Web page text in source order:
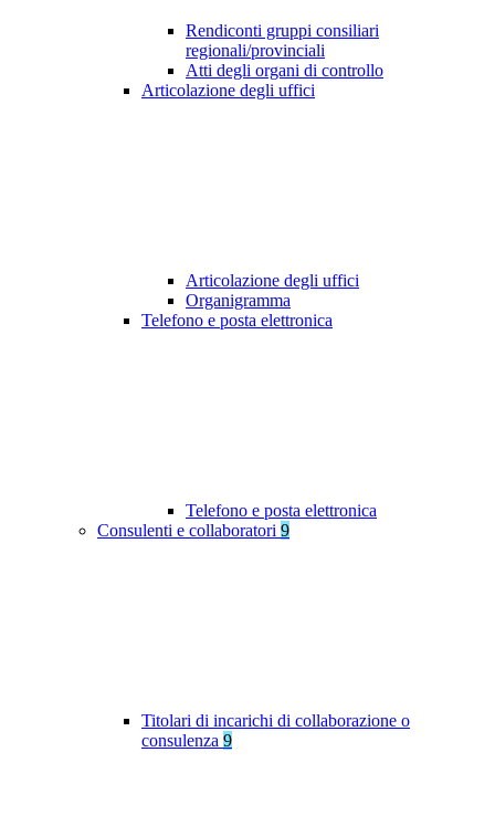
Rendiconti gruppi consiliari
regionali/provinciali
Atti degli organi di controllo
Articolazione degli uffici
Articolazione degli uffici
Organigramma
Telefono e posta elettronica
Telefono e posta elettronica
Consulenti e collaboratori 9
Titolari di incarichi di collaborazione o
consulenza 9